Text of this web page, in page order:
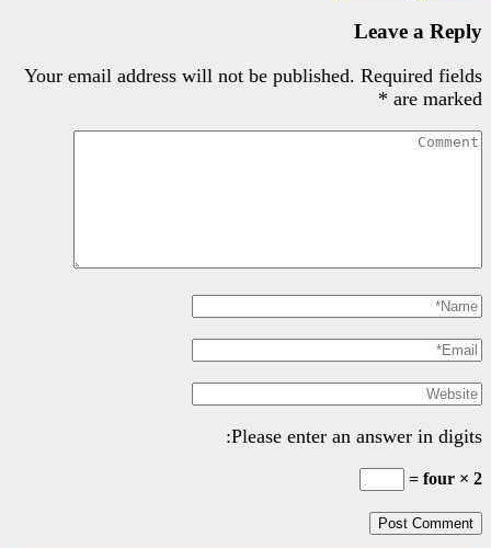
Your email address will not be
Please